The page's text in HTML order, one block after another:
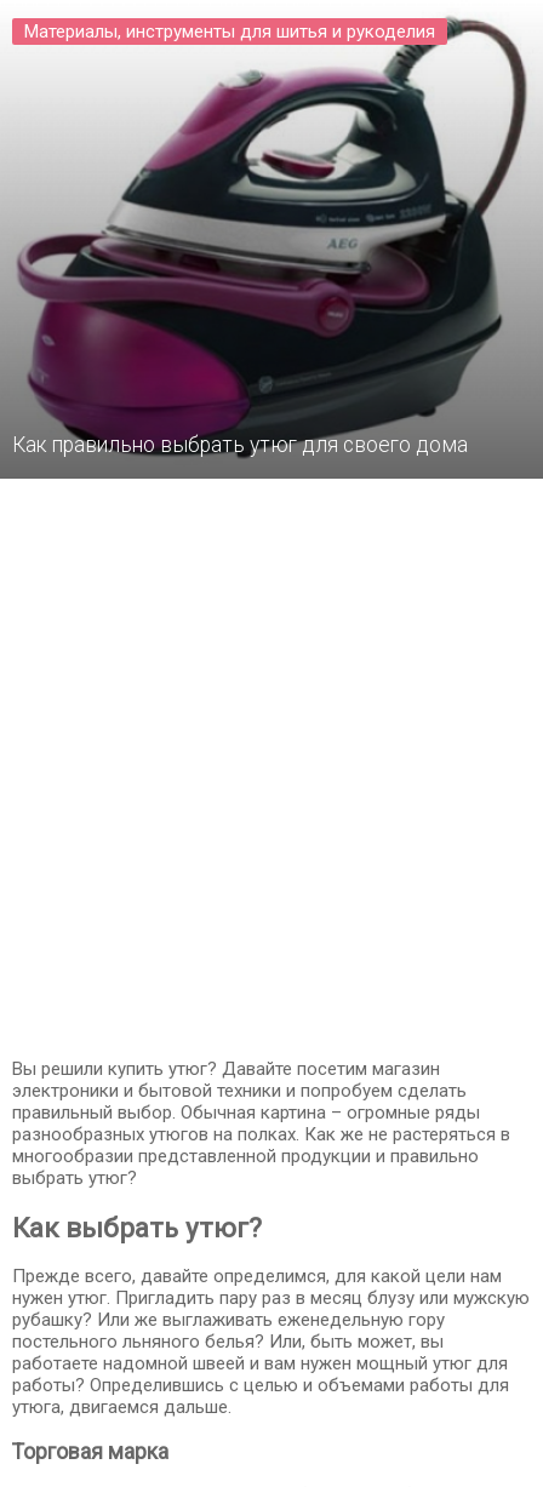
Материалы, инструменты для шитья и рукоделия
Как правильно выбрать утюг для своего дома
Вы решили купить утюг? Давайте посетим магазин
электроники и бытовой техники и попробуем сделать
правильный выбор. Обычная картина – огромные ряды
разнообразных утюгов на полках. Как же не растеряться в
многообразии представленной продукции и правильно
выбрать утюг?
Как выбрать утюг?
Прежде всего, давайте определимся, для какой цели нам
нужен утюг. Пригладить пару раз в месяц блузу или мужскую
рубашку? Или же выглаживать еженедельную гору
постельного льняного белья? Или, быть может, вы
работаете надомной швеей и вам нужен мощный утюг для
работы? Определившись с целью и объемами работы для
утюга, двигаемся дальше.
Торговая марка